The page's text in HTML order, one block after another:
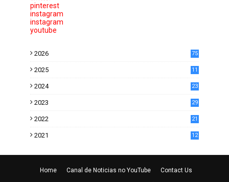
pinterest
instagram
instagram
youtube
2026 75
2025
11
2024
23
2023
29
2022
21
2021
12
Home Canal de Noticias no YouTube Contact Us